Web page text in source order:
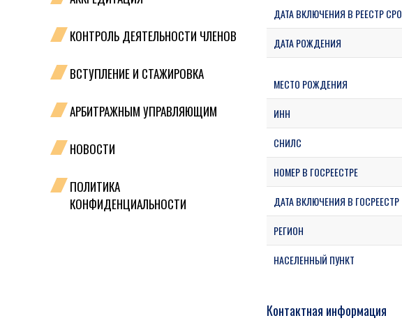
КОНТРОЛЬ ДЕЯТЕЛЬНОСТИ ЧЛЕНОВ
ВСТУПЛЕНИЕ И СТАЖИРОВКА
АРБИТРАЖНЫМ УПРАВЛЯЮЩИМ
НОВОСТИ
ПОЛИТИКА
КОНФИДЕНЦИАЛЬНОСТИ
ДАТА ВКЛЮЧЕНИЯ В РЕЕСТР СРО
ДАТА РОЖДЕНИЯ
МЕСТО РОЖДЕНИЯ
ИНН
СНИЛС
НОМЕР В ГОСРЕЕСТРЕ
ДАТА ВКЛЮЧЕНИЯ В ГОСРЕЕСТР
РЕГИОН
НАСЕЛЕННЫЙ ПУНКТ
Контактная информация